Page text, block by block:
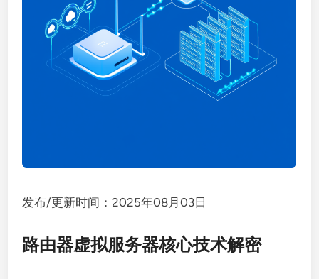
发布/更新时间：2025年08月03日
路由器虚拟服务器核心技术解密